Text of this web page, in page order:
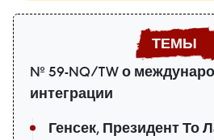
№ 59-NQ/TW о
интеграции
Генсек, Президент То